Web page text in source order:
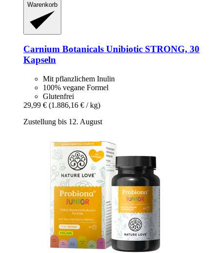
Warenkorb
Carnium Botanicals Unibiotic STRONG, 30
Kapseln
Mit pflanzlichem Inulin
100% vegane Formel
Glutenfrei
29,99 € (1.886,16 € / kg)
Zustellung bis 12. August